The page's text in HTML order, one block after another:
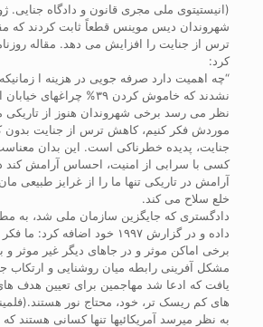
شهروندان دیس موینس قطعاً ثابت کردند که
کرد:
“چه اهمیت دارد صرفه جویی در هزینه ا
نشدند که خاموش کردن ۳۹%
نظر می رسد برخی شهروندان هنوز از تاریکی
موردش فکر کنیم، کاهش ترس از جنایت بدون
جنایت، پدیده خطرناکی است. این بدان
کسی با سرابی از امنیت، احساس آرامش کند
آرامش در تاریکی تنها ما را از غرایز طبیعی
خلع سلاح می کند.
داده و در گزارش ۱۹۹۷ خود اضافه
برخی اماکن موثر و در جاهای دیگر غیر موثر
مشکل آفرینی رابطه میان روشنایی و ارتکاب
یافت که ادعا شد مهاجمین برای تعیین هدف
های کم ریسک تر، خود، محتاج نور هستند.(فلمینگ و
به نظر میرسد آمریکائیها تنها کسانی هستند